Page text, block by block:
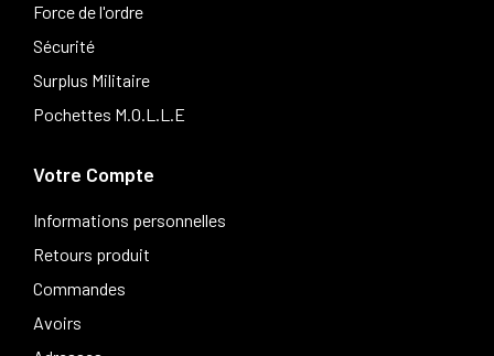
Force de l'ordre
Sécurité
Surplus Militaire
Pochettes M.O.L.L.E
Votre Compte
Informations personnelles
Retours produit
Commandes
Avoirs